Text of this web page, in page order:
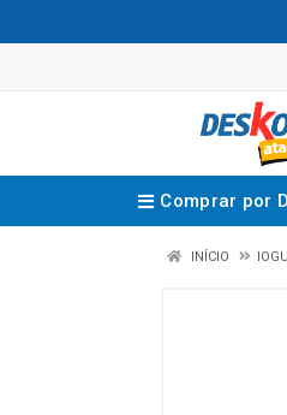
Comprar por
INÍCIO